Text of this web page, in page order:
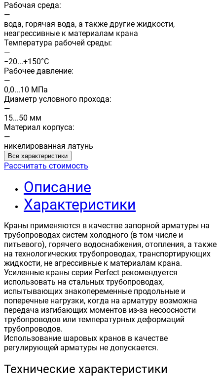
Рабочая среда:
—
вода, горячая вода, а также другие жидкости,
неагрессивные к материалам крана
Температура рабочей среды:
—
−20...+150°С
Рабочее давление:
—
0,0...10 МПа
Диаметр условного прохода:
—
15...50 мм
Материал корпуса:
—
никелированная латунь
Все характеристики
Рассчитать стоимость
Описание
Характеристики
Краны применяются в качестве запорной арматуры на
трубопроводах систем холодного (в том числе и
питьевого), горячего водоснабжения, отопления, а также
на технологических трубопроводах, транспортирующих
жидкости, не агрессивные к материалам крана.
Усиленные краны серии Perfect рекомендуется
использовать на стальных трубопроводах,
испытывающих знакопеременные продольные и
поперечные нагрузки, когда на арматуру возможна
передача изгибающих моментов из-за несоосности
трубопроводов или температурных деформаций
трубопроводов.
Использование шаровых кранов в качестве
регулирующей арматуры не допускается.
Технические характеристики